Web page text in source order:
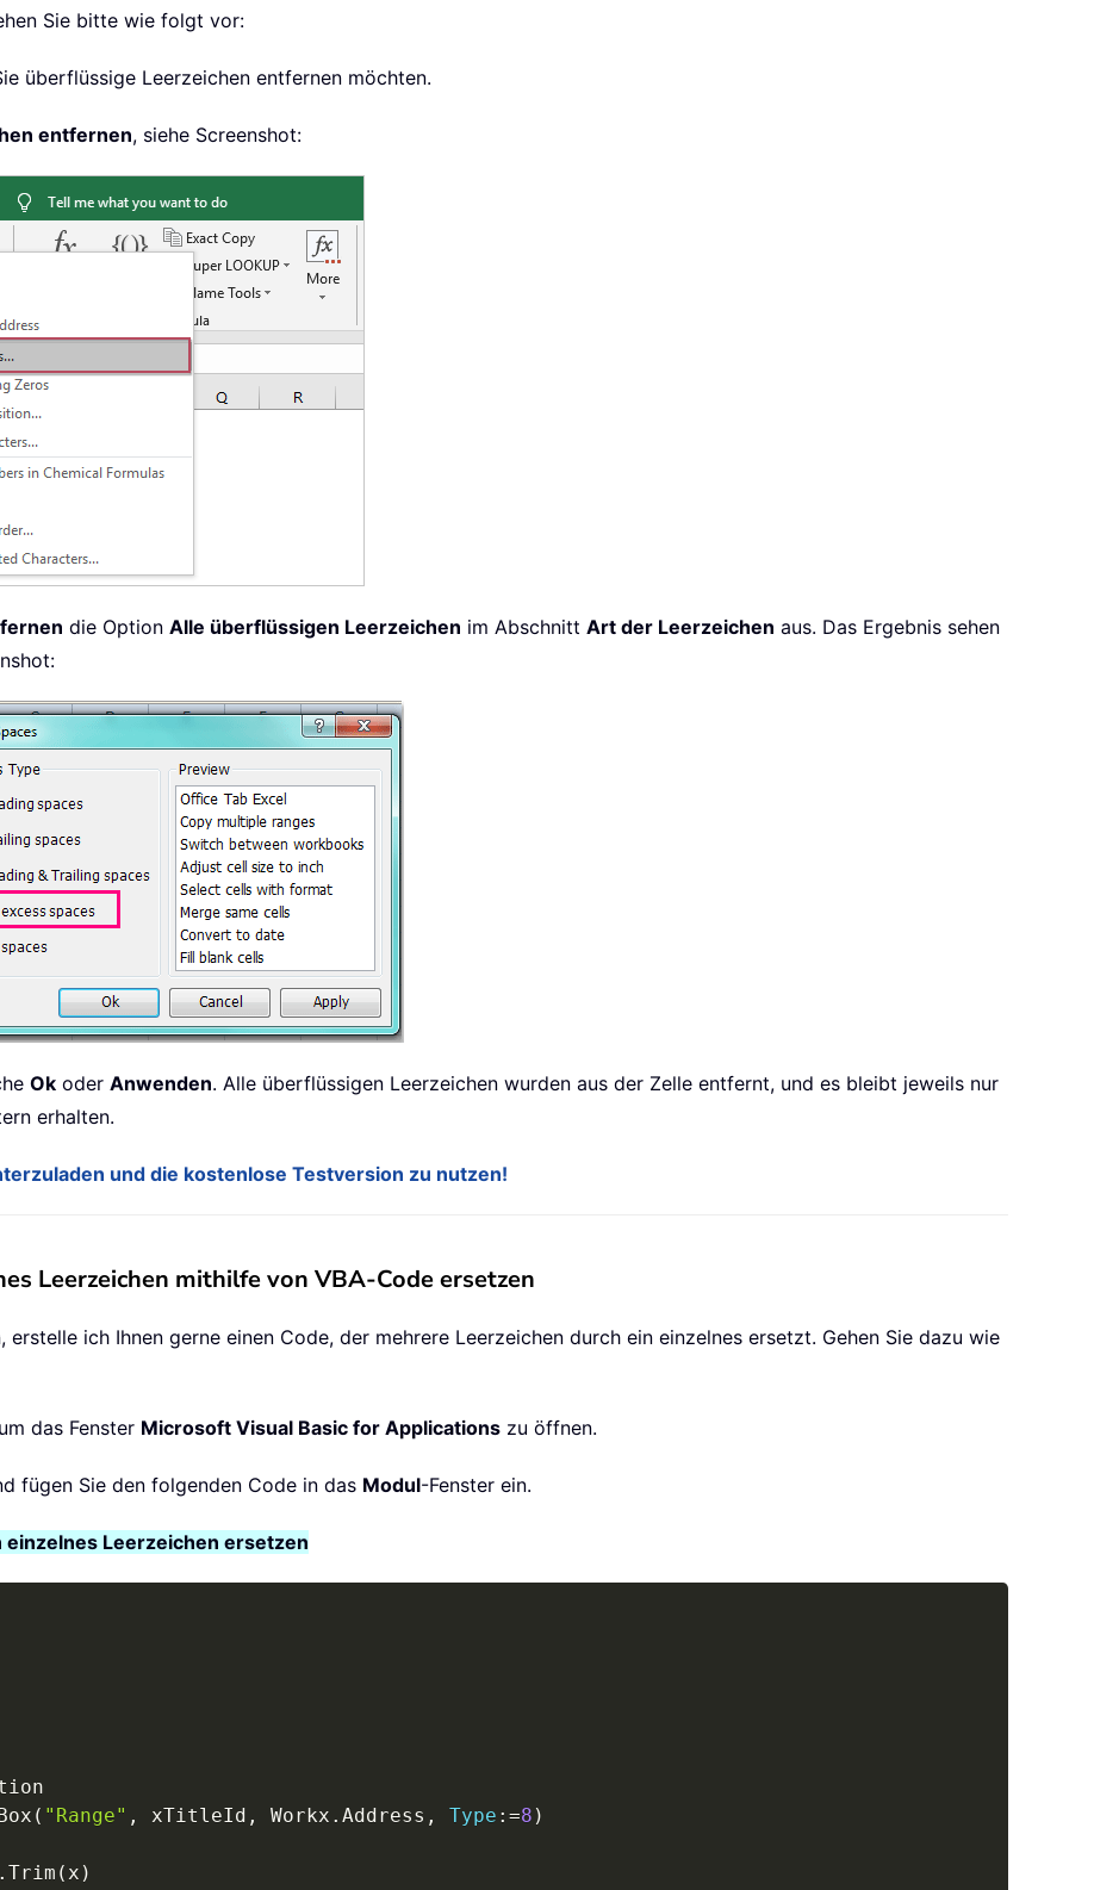
Sie bitte wie folgt vor:
überflüssige Leerzeichen entfernen möchten.
entfernen, siehe Screenshot:
die Option Alle überflüssigen Leerzeichen im Abschnitt Art der Leerzeichen aus. Das Ergebnis sehen
Ok oder Anwenden. Alle überflüssigen Leerzeichen wurden aus der Zelle entfernt, und es bleibt jeweils nur
erhalten.
und die kostenlose Testversion zu nutzen!
Leerzeichen mithilfe von VBA-Code ersetzen
ich Ihnen gerne einen Code, der mehrere Leerzeichen durch ein einzelnes ersetzt. Gehen Sie dazu wie
das Fenster Microsoft Visual Basic for Applications zu öffnen.
fügen Sie den folgenden Code in das Modul-Fenster ein.
Leerzeichen ersetzen
( "Range" , xTitleId , Workx . Address , Type : =8 )
. Trim ( x )